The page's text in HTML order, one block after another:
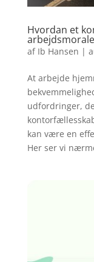
Hvordan et
af Ib Hansen |
At arbejde
udfordringer,
kan være en
Her ser vi